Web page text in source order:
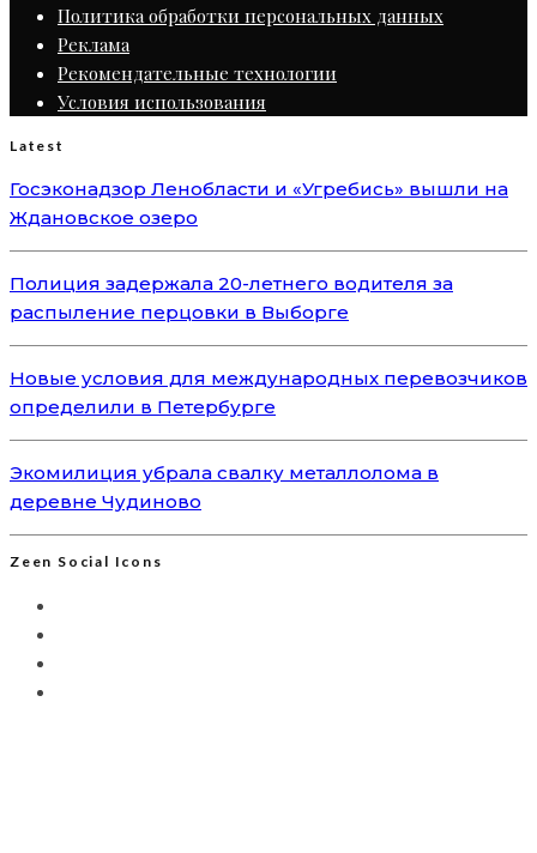
Политика обработки персональных данных
Реклама
Рекомендательные технологии
Условия использования
Latest
Госэконадзор Ленобласти и «Угребись» вышли на
Ждановское озеро
Полиция задержала 20-летнего водителя за
распыление перцовки в Выборге
Новые условия для международных перевозчиков
определили в Петербурге
Экомилиция убрала свалку металлолома в
деревне Чудиново
Zeen Social Icons